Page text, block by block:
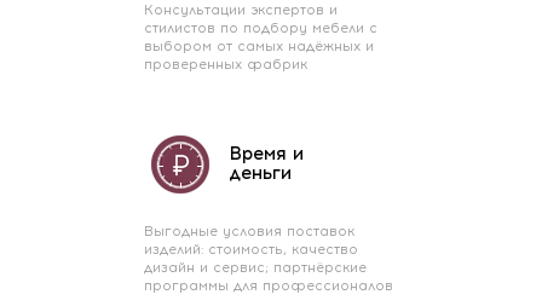
Консультации экспертов и
стилистов по подбору мебели с
выбором от самых надёжных и
проверенных фабрик
Время и
деньги
Выгодные условия поставок
изделий: стоимость, качество
дизайн и сервис; партнёрские
программы для профессионалов